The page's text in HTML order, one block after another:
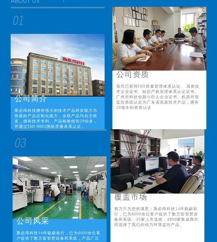
公司简介
斯必得科技拥有强大的技术产品研发能力与
快速的产品定制化能力，全线产品均自主研
发，拥有技术专利、产品检验报告29份多，
并通过ISO 9001国际质量体系认证。
公司资质
我司已获得ISO质量管理体系认证、 高新技
术企业证书、知识产权管理体系认证证书、
广州市科技创新小巨人企业证书、机房环境
监控系统认定为广东省高新技术产品，拥有
29项专利资质认证
公司风采
斯必得科技14年砥砺前行，已为6000余位客
户提供了数万套智慧设备和系统，产品广泛
覆盖市场
努力只为您的满意；斯必得科技14年砥砺前
行，已为6000余位客户提供了数万套智慧设
备和系统，35家上市选择，4900家集成商共
同选择了我们的动力环境监控产品。